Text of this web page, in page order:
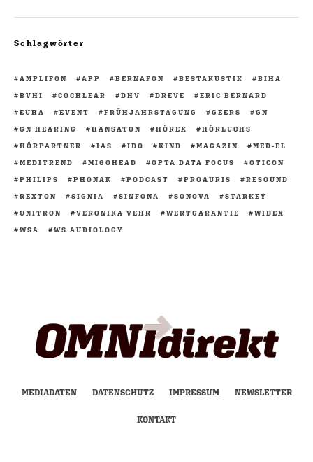
Schlagwörter
AMPLIFON APP BERNAFON BESTAKUSTIK
BIHA
BVHI
COCHLEAR DHV DREVE
ERIC BERNARD
EUHA
EVENT FRÜHJAHRSTAGUNG GEERS
GN
GN HEARING
HANSATON HÖREX
HÖRLUCHS
HÖRPARTNER
IAS IDO KIND MAGAZIN
MED-EL
MEDITREND
MIGOHEAD OPTA DATA FOCUS
OTICON
PHILIPS
PHONAK PODCAST PROAURIS
RESOUND
REXTON
SIGNIA SINFONA SONOVA
STARKEY
UNITRON
VERONIKA VEHR WERTGARANTIE
WIDEX
WSA
WS AUDIOLOGY
MEDIADATEN DATENSCHUTZ IMPRESSUM NEWSLETTER
KONTAKT